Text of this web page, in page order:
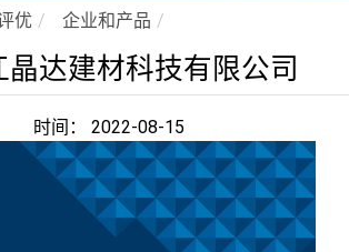
优 / 企业和产品 /
晶达建材科技有限公司
时间： 2022-08-15